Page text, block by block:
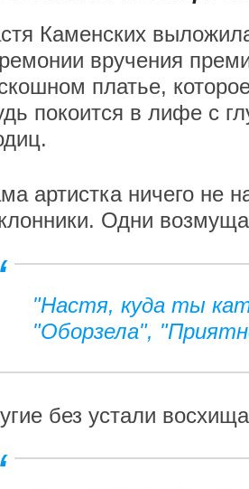
Каменских
вручения
платье,
покоится в лифе с
артистка ничего не
Одни
"Настя, куда ты
"Оборзела",
без устали